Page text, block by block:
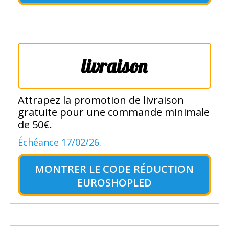
livraison
Attrapez la promotion de livraison
gratuite pour une commande minimale
de 50€.
Échéance 17/02/26.
MONTRER LE CODE RÉDUCTION
EUROSHOPLED